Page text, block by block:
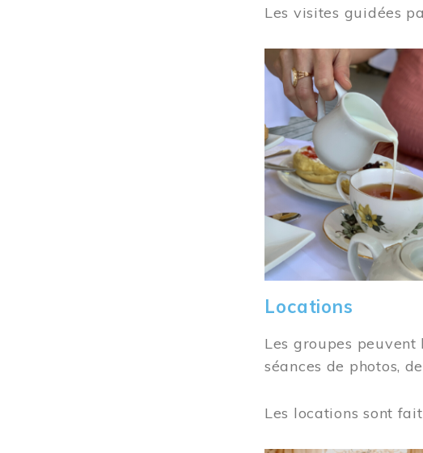
Les visites guidées
Image
Locations
Les groupes
séances de photos,
Les locations sont